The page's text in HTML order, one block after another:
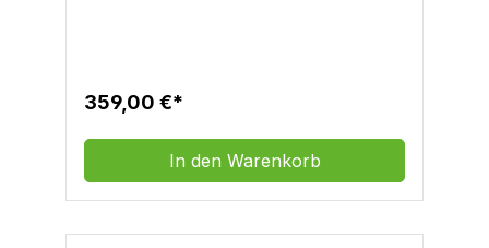
variabel flach oder hochkant eingesetzt
beko TERRASYS Stelzlagern
unterschiedlichste Aufbauhöhen realisiert
werden. Die entsprechenden Verbinder
sorgen mit der Edelstahlbohrschraube für
359,00 €*
In den Warenkorb